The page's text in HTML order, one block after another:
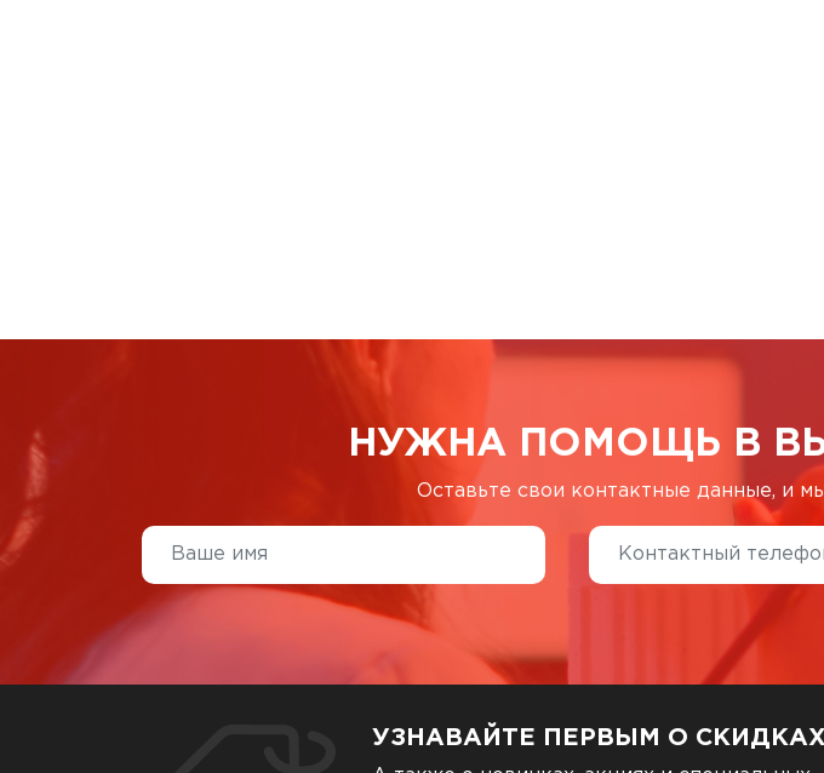
НУЖНА ПОМОЩЬ В
Оставьте свои контактные данные, и
УЗНАВАЙТЕ ПЕРВЫМ О СКИДКАХ